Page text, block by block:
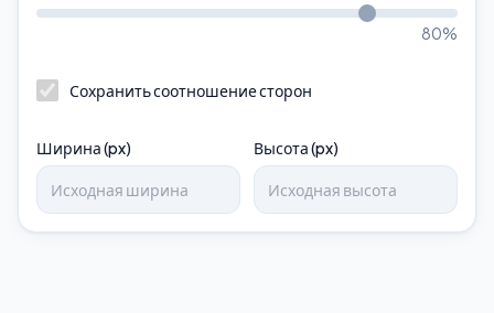
80%
Сохранить соотношение сторон
Ширина (px) Высота (px)